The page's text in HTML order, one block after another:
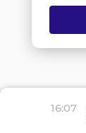
16:07